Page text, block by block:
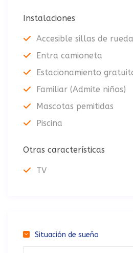
Instalaciones
Accesible sillas de rueda
Entra camioneta
Estacionamiento
Familiar (Admite niños)
Mascotas pemitidas
Piscina
Otras características
TV
Situación de sueño